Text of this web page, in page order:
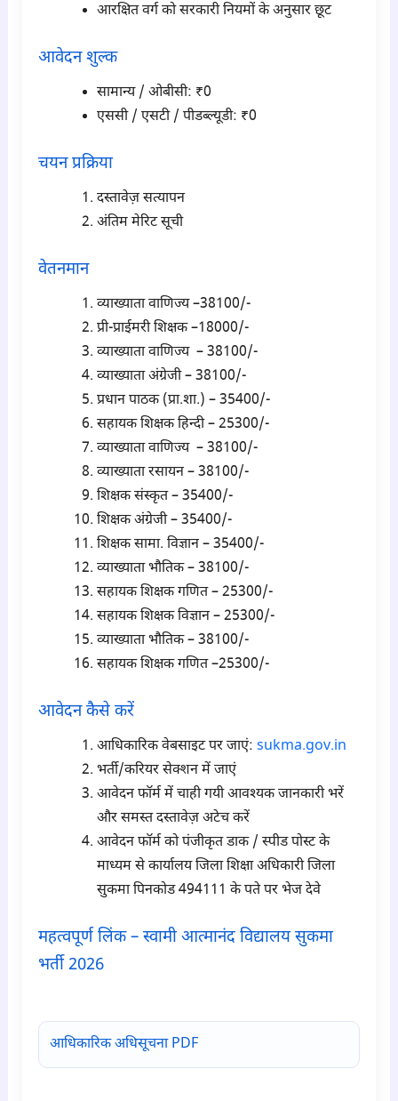
आरक्षित वर्ग को सरकारी नियमों के अनुसार छूट
आवेदन शुल्क
सामान्य / ओबीसी: ₹0
एससी / एसटी / पीडब्ल्यूडी: ₹0
चयन प्रक्रिया
दस्तावेज़ सत्यापन
अंतिम मेरिट सूची
वेतनमान
व्याख्याता वाणिज्य –38100/-
प्री-प्राईमरी शिक्षक –18000/-
व्याख्याता वाणिज्य – 38100/-
व्याख्याता अंग्रेजी – 38100/-
प्रधान पाठक (प्रा.शा.) – 35400/-
सहायक शिक्षक हिन्दी – 25300/-
व्याख्याता वाणिज्य – 38100/-
व्याख्याता रसायन – 38100/-
शिक्षक संस्कृत – 35400/-
शिक्षक अंग्रेजी – 35400/-
शिक्षक सामा. विज्ञान – 35400/-
व्याख्याता भौतिक – 38100/-
सहायक शिक्षक गणित – 25300/-
सहायक शिक्षक विज्ञान – 25300/-
व्याख्याता भौतिक – 38100/-
सहायक शिक्षक गणित –25300/-
आवेदन कैसे करें
आधिकारिक वेबसाइट पर जाएं: sukma.gov.in
भर्ती/करियर सेक्शन में जाएं
आवेदन फॉर्म में चाही गयी आवश्यक जानकारी भरें
और समस्त दस्तावेज़ अटेच करें
आवेदन फॉर्म को पंजीकृत डाक / स्पीड पोस्ट के
माध्यम से कार्यालय जिला शिक्षा अधिकारी जिला
सुकमा पिनकोड 494111 के पते पर भेज देवे
महत्वपूर्ण लिंक – स्वामी आत्मानंद विद्यालय सुकमा
भर्ती 2026
आधिकारिक अधिसूचना PDF